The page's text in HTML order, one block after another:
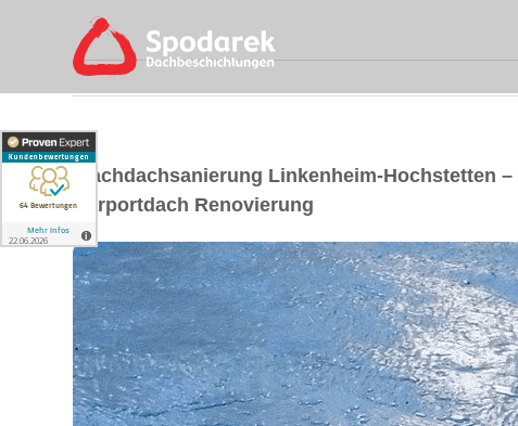
Flachdachsanierung Linkenheim-Hochstetten
Carportdach Renovierung